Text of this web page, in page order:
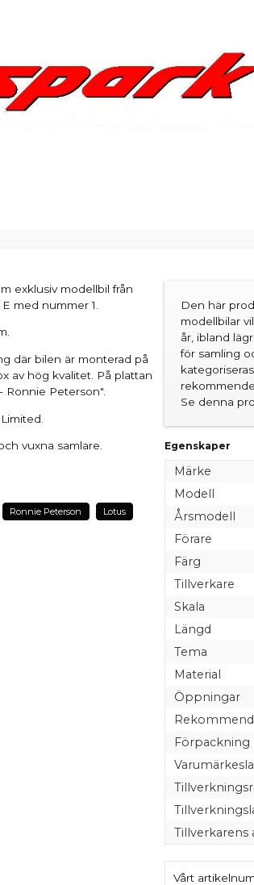
exklusiv modellbil från
med nummer 1.
där bilen är monterad på
av hög kvalitet. På plattan
Ronnie Peterson".
vuxna samlare.
Ronnie Peterson Lotus
Den här
modellbilar
år, ibland
för samling
Se denna
Egenskaper
Märke
Modell
Årsmodell
Förare
Färg
Tillverkare
Skala
Längd
Tema
Material
Öppningar
Förpackning
Vårt